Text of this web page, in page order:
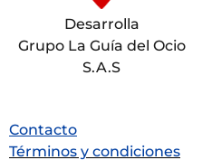
Desarrolla
Grupo La Guía del Ocio
S.A.S
Contacto
Términos y condiciones